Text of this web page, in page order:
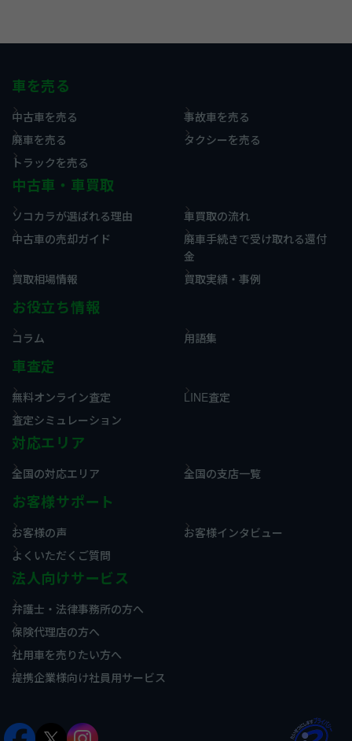
車を売る
中古車を売る
事故車を売る
廃車を売る
タクシーを売る
トラックを売る
中古車・車買取
ソコカラが選ばれる理由
車買取の流れ
中古車の売却ガイド
廃車手続きで受け取れる還付
金
買取相場情報
買取実績・事例
お役立ち情報
コラム 用語集
車査定
無料オンライン査定
LINE査定
査定シミュレーション
対応エリア
全国の対応エリア 全国の支店一覧
お客様サポート
お客様の声
お客様インタビュー
よくいただくご質問
法人向けサービス
弁護士・法律事務所の方へ
保険代理店の方へ
社用車を売りたい方へ
提携企業様向け社員用サービス